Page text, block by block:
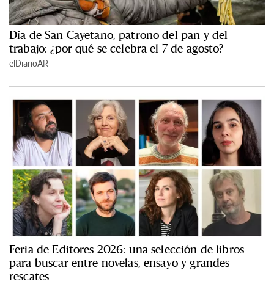
Día de San Cayetano, patrono del pan y del
trabajo: ¿por qué se celebra el 7 de agosto?
elDiarioAR
Feria de Editores 2026: una selección de libros
para buscar entre novelas, ensayo y grandes
rescates